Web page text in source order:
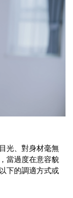
光、對身材毫無
當過度在意容貌
下的調適方式或